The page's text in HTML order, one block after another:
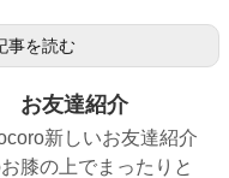
事を読む
お友達紹介
新しいお友達紹介
膝の上でまったりと